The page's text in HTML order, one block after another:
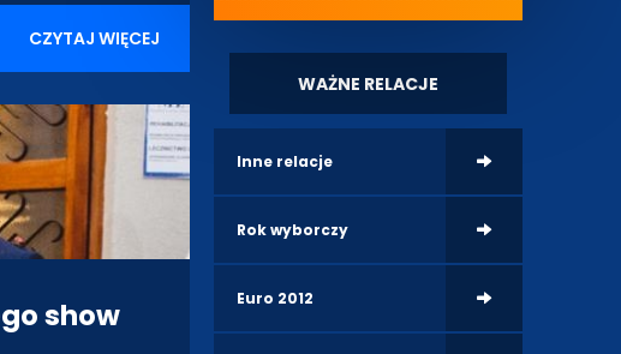
CZYTAJ WIĘCEJ
show
WAŻNE RELACJE
Inne relacje
Rok wyborczy
Euro 2012